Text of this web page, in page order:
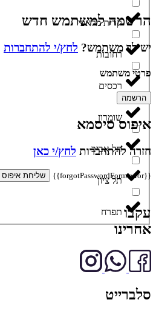
קרית מלאכי
רחובות
רכסים
שומרון
תל אביב
תל ציון
תפרח
הרשמה למשתמש חדש
יש לך משתמש? לחץ/י להתחברות
פרטי משתמש
הרשמה
איפוס סיסמא
חזרה להתחברות לחץ/י כאן
{{forgotPasswordForm.error}} שליחת איפוס
עקבו
אחרינו
סלברייט